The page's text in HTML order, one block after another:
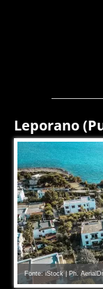
Leporano
Fonte: iStock | Ph.